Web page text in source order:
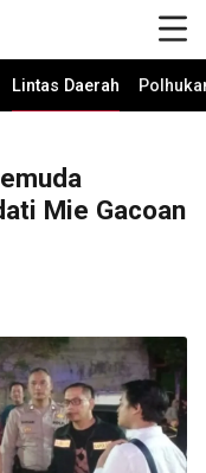
Lintas Daerah
Mie Gacoan